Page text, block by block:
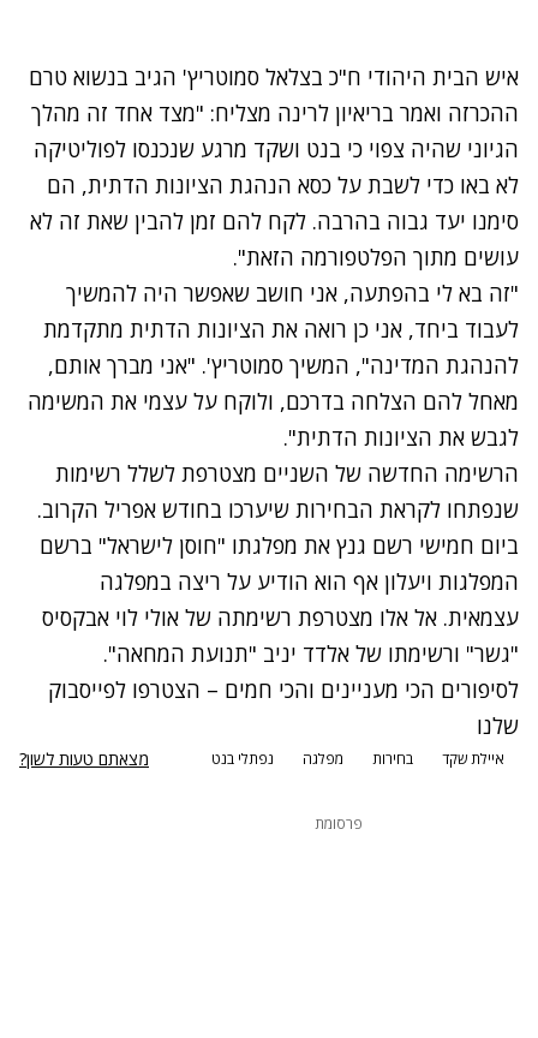
איש הבית היהודי ח"כ בצלאל סמוטריץ' הגיב בנשוא טרם
ההכרזה ואמר בריאיון לרינה מצליח: "מצד אחד זה מהלך
הגיוני שהיה צפוי כי בנט ושקד מרגע שנכנסו לפוליטיקה
לא באו כדי לשבת על כסא הנהגת הציונות הדתית, הם
סימנו יעד גבוה בהרבה. לקח להם זמן להבין שאת זה לא
עושים מתוך הפלטפורמה הזאת".
"זה בא לי בהפתעה, אני חושב שאפשר היה להמשיך
לעבוד ביחד, אני כן רואה את הציונות הדתית מתקדמת
להנהגת המדינה", המשיך סמוטריץ'. "אני מברך אותם,
מאחל להם הצלחה בדרכם, ולוקח על עצמי את המשימה
לגבש את הציונות הדתית".
הרשימה החדשה של השניים מצטרפת לשלל רשימות
שנפתחו לקראת הבחירות שיערכו בחודש אפריל הקרוב.
ביום חמישי רשם גנץ את מפלגתו "חוסן לישראל" ברשם
המפלגות ויעלון אף הוא הודיע על ריצה במפלגה
עצמאית. אל אלו מצטרפת רשימתה של אולי לוי אבקסיס
"גשר" ורשימתו של אלדד יניב "תנועת המחאה".
לסיפורים הכי מעניינים והכי חמים – הצטרפו לפייסבוק
שלנו
איילת שקד בחירות מפלגה נפתלי בנט מצאתם טעות לשון?
פרסומת